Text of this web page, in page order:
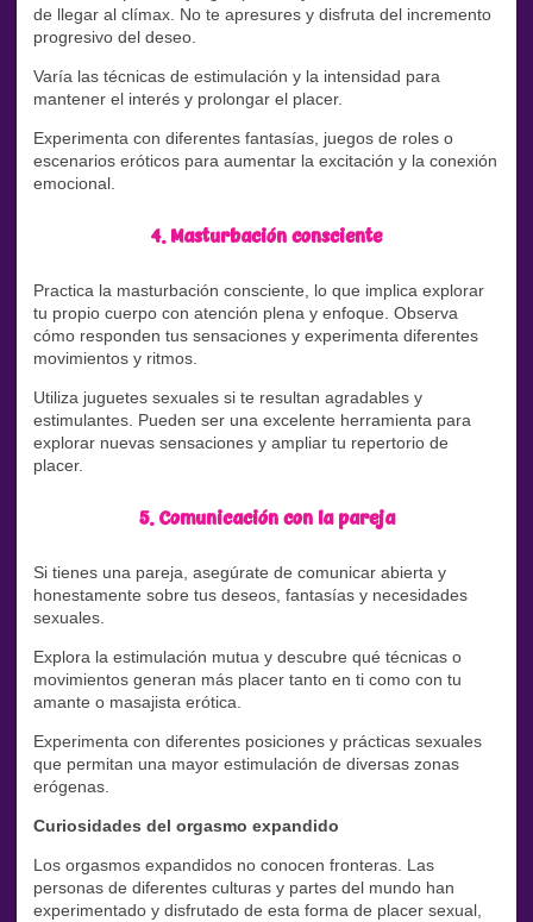
de llegar al clímax. No te apresures y disfruta del incremento
progresivo del deseo.
Varía las técnicas de estimulación y la intensidad para
mantener el interés y prolongar el placer.
Experimenta con diferentes fantasías, juegos de roles o
escenarios eróticos para aumentar la excitación y la conexión
emocional.
4. Masturbación consciente
Practica la masturbación consciente, lo que implica explorar
tu propio cuerpo con atención plena y enfoque. Observa
cómo responden tus sensaciones y experimenta diferentes
movimientos y ritmos.
Utiliza juguetes sexuales si te resultan agradables y
estimulantes. Pueden ser una excelente herramienta para
explorar nuevas sensaciones y ampliar tu repertorio de
placer.
5. Comunicación con la pareja
Si tienes una pareja, asegúrate de comunicar abierta y
honestamente sobre tus deseos, fantasías y necesidades
sexuales.
Explora la estimulación mutua y descubre qué técnicas o
movimientos generan más placer tanto en ti como con tu
amante o masajista erótica.
Experimenta con diferentes posiciones y prácticas sexuales
que permitan una mayor estimulación de diversas zonas
erógenas.
Curiosidades del orgasmo expandido
Los orgasmos expandidos no conocen fronteras. Las
personas de diferentes culturas y partes del mundo han
experimentado y disfrutado de esta forma de placer sexual,